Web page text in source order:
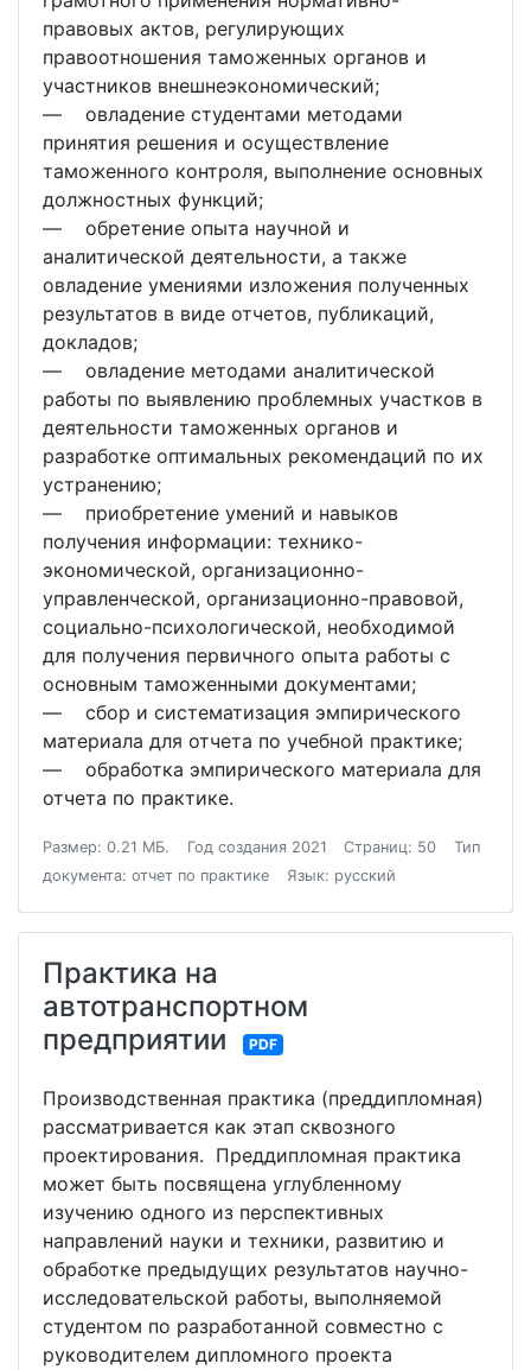
правовых актов, регулирующих
правоотношения таможенных органов и
участников внешнеэкономический;
― овладение студентами методами
принятия решения и осуществление
таможенного контроля, выполнение основных
должностных функций;
― обретение опыта научной и
аналитической деятельности, а также
овладение умениями изложения полученных
результатов в виде отчетов, публикаций,
докладов;
― овладение методами аналитической
работы по выявлению проблемных участков в
деятельности таможенных органов и
разработке оптимальных рекомендаций по их
устранению;
― приобретение умений и навыков
получения информации: технико-
экономической, организационно-
управленческой, организационно-правовой,
социально-психологической, необходимой
для получения первичного опыта работы с
основным таможенными документами;
― сбор и систематизация эмпирического
материала для отчета по учебной практике;
― обработка эмпирического материала для
отчета по практике.
Размер: 0.21 МБ. Год создания 2021 Страниц: 50
Тип
документа: отчет по практике
Язык: русский
Практика на
автотранспортном
предприятии
PDF
Производственная практика (преддипломная)
рассматривается как этап сквозного
проектирования. Преддипломная практика
может быть посвящена углубленному
изучению одного из перспективных
направлений науки и техники, развитию и
обработке предыдущих результатов научно-
исследовательской работы, выполняемой
студентом по разработанной совместно с
руководителем дипломного проекта